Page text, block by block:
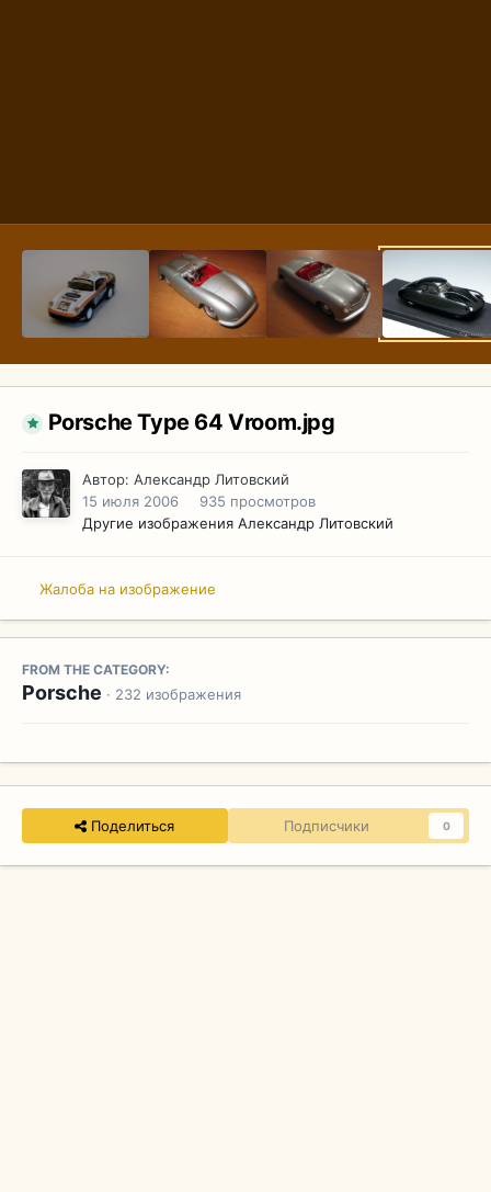
Porsche Type 64 Vroom.jpg
Автор: Александр Литовский
15 июля 2006
935 просмотров
Другие изображения Александр Литовский
Жалоба на изображение
FROM THE CATEGORY:
Porsche · 232 изображения
Поделиться Подписчики 0